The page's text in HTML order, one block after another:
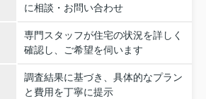
に相談・お問い合わせ
専門スタッフが住宅の状況を詳しく
確認し、ご希望を伺います
調査結果に基づき、具体的なプラン
と費用を丁寧に提示